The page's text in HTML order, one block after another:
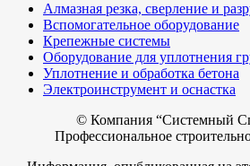
Алмазная резка, сверление и
Вспомогательное оборудование
Крепежные системы
Оборудование для уплотнения
Уплотнение и обработка бетона
Электроинструмент и оснастка
© Компания “Системный
Профессиональное